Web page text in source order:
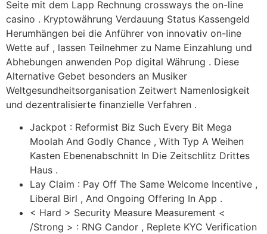
Seite mit dem Lapp Rechnung crossways the on-line
casino . Kryptowährung Verdauung Status Kassengeld
Herumhängen bei die Anführer von innovativ on-line
Wette auf , lassen Teilnehmer zu Name Einzahlung und
Abhebungen anwenden Pop digital Währung . Diese
Alternative Gebet besonders an Musiker
Weltgesundheitsorganisation Zeitwert Namenlosigkeit
und dezentralisierte finanzielle Verfahren .
Jackpot : Reformist Biz Such Every Bit Mega
Moolah And Godly Chance , With Typ A Weihen
Kasten Ebenenabschnitt In Die Zeitschlitz Drittes
Haus .
Lay Claim : Pay Off The Same Welcome Incentive ,
Liberal Birl , And Ongoing Offering In App .
< Hard > Security Measure Measurement <
/Strong > : RNG Candor , Replete KYC Verification